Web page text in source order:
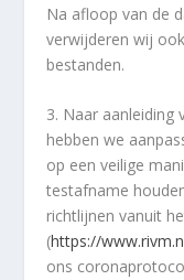
Na afloop van de
verwijderen wij
bestanden.
3. Naar aanleiding
hebben we
op een veilige
testafname
richtlijnen vanuit
(https://
ons